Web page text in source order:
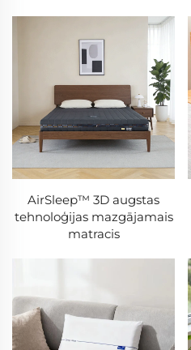
AirSleep™ 3D augstas
tehnoloģijas mazgājamais
matracis